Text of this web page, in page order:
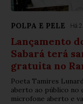
POLPA E PELE Há
Lançamento
Sabará terá
gratuita no
Poeta Tamires
aberto ao público no
microfone aberto e